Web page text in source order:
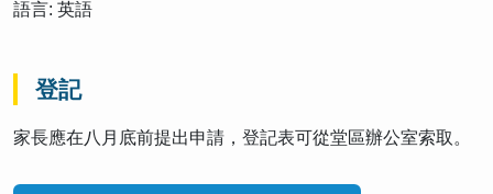
語言: 英語
登記
家長應在八月底前提出申請，登記表可從堂區辦公室索取。